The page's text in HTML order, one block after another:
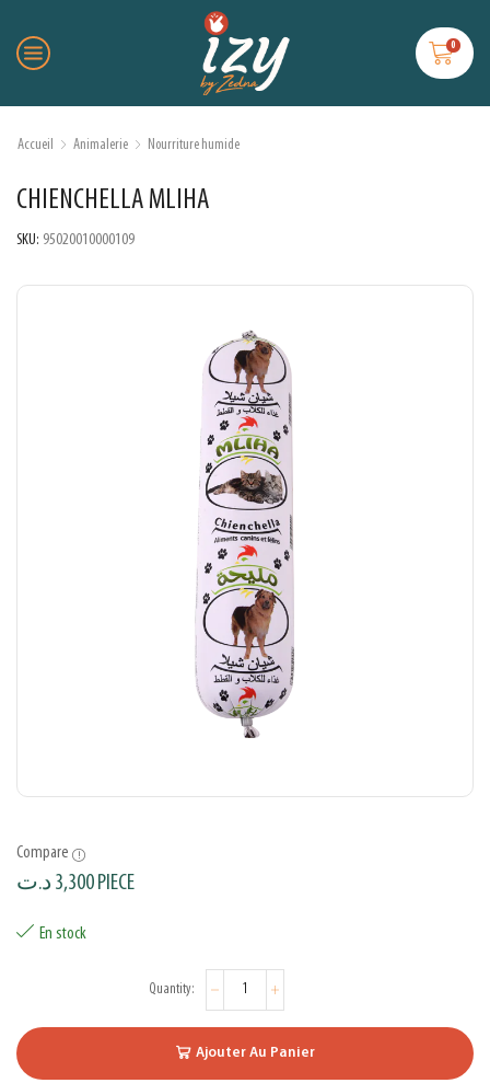
0
Accueil Animalerie Nourriture humide
CHIENCHELLA MLIHA
SKU: 95020010000109
Compare
3,300د.ت PIECE
En stock
Ajouter Au Panier